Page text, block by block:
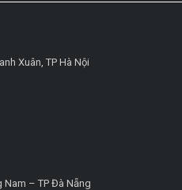
Xuân, TP Hà Nội
Nam – TP Đà Nẵng